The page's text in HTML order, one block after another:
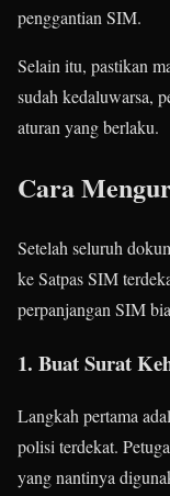
penggantian SIM.
Selain itu, pastikan
sudah kedaluwarsa,
aturan yang berlaku.
Cara
Setelah seluruh
ke Satpas SIM
perpanjangan SIM
1. Buat Surat
Langkah pertama
polisi terdekat.
yang nantinya